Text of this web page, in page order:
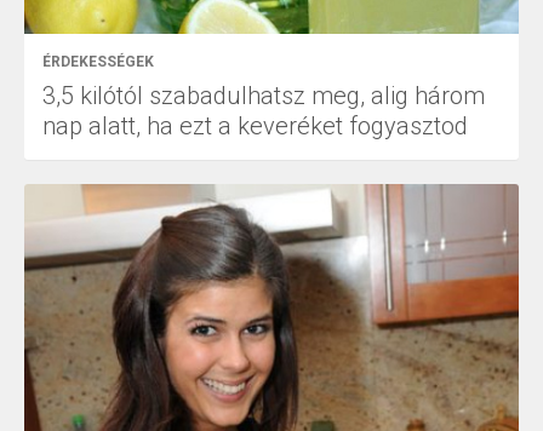
ÉRDEKESSÉGEK
3,5 kilótól szabadulhatsz meg, alig három
nap alatt, ha ezt a keveréket fogyasztod